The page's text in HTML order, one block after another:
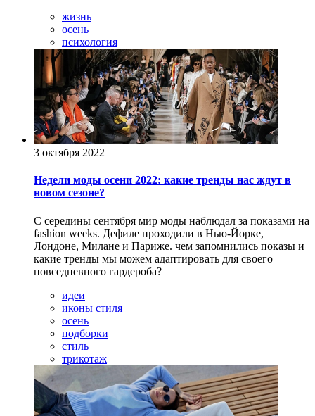
жизнь
осень
психология
3 октября 2022
Недели моды осени 2022: какие тренды нас ждут в
новом сезоне?
С середины сентября мир моды наблюдал за показами на
fashion weeks. Дефиле проходили в Нью-Йорке,
Лондоне, Милане и Париже. чем запомнились показы и
какие тренды мы можем адаптировать для своего
повседневного гардероба?
идеи
иконы стиля
осень
подборки
стиль
трикотаж